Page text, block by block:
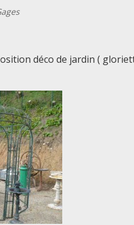
déco de jardin (